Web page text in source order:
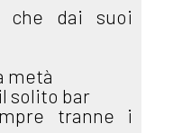
che dai suoi
metà
solito bar
tranne i